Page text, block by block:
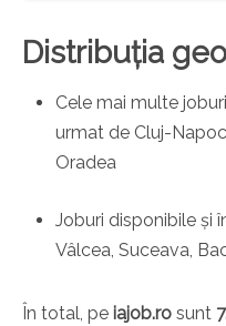
Distribuția
Cele mai multe
urmat de Cluj-
Oradea
Joburi disponibile și
Vâlcea, Suceava,
În total, pe iajob.ro sunt